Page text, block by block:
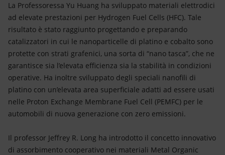
La Professoressa Yu Huang ha sviluppato materiali elettrodici
ad elevate prestazioni per Hydrogen Fuel Cells (HFC). Tale
risultato è stato raggiunto progettando e preparando
catalizzatori in cui le nanoparticelle di platino e cobalto sono
protette con strati grafenici, una sorta di “nano tasca”, che ne
garantisce sia l’elevata efficienza sia la stabilità in condizioni
operative. Ha inoltre sviluppato degli speciali nanofili di
platino con un’elevata area superficiale adatti ad essere usati
nelle Proton Exchange Membrane Fuel Cell (PEMFC) per le
automobili di nuova generazione con zero emissioni.
Il professor Jeffrey R. Long ha introdotto il concetto innovativo
di assorbimento cooperativo nei materiali Metal Organic